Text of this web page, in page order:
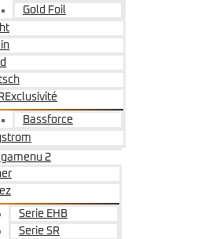
Gold Foil
Exclusivité
Bassforce
2
Serie EHB
Serie SR